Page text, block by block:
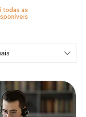
todas as